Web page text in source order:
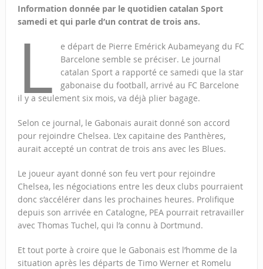
Information donnée par le quotidien catalan Sport
samedi et qui parle d’un contrat de trois ans.
L
e départ de Pierre Emérick Aubameyang du FC
Barcelone semble se préciser. Le journal
catalan Sport a rapporté ce samedi que la star
gabonaise du football, arrivé au FC Barcelone
il y a seulement six mois, va déjà plier bagage.
Selon ce journal, le Gabonais aurait donné son accord
pour rejoindre Chelsea. L’ex capitaine des Panthères,
aurait accepté un contrat de trois ans avec les Blues.
Le joueur ayant donné son feu vert pour rejoindre
Chelsea, les négociations entre les deux clubs pourraient
donc s’accélérer dans les prochaines heures. Prolifique
depuis son arrivée en Catalogne, PEA pourrait retravailler
avec Thomas Tuchel, qui l’a connu à Dortmund.
Et tout porte à croire que le Gabonais est l’homme de la
situation après les départs de Timo Werner et Romelu